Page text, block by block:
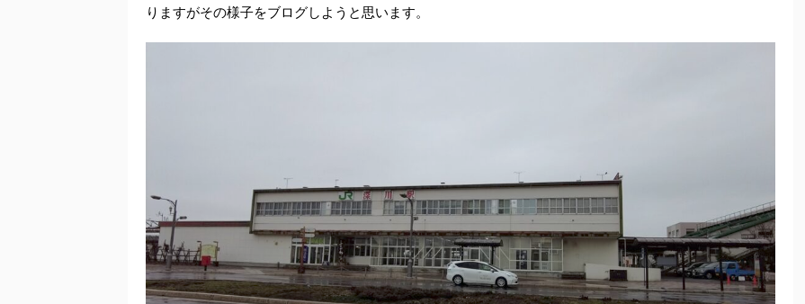
りますがその様子をブログしようと思います。